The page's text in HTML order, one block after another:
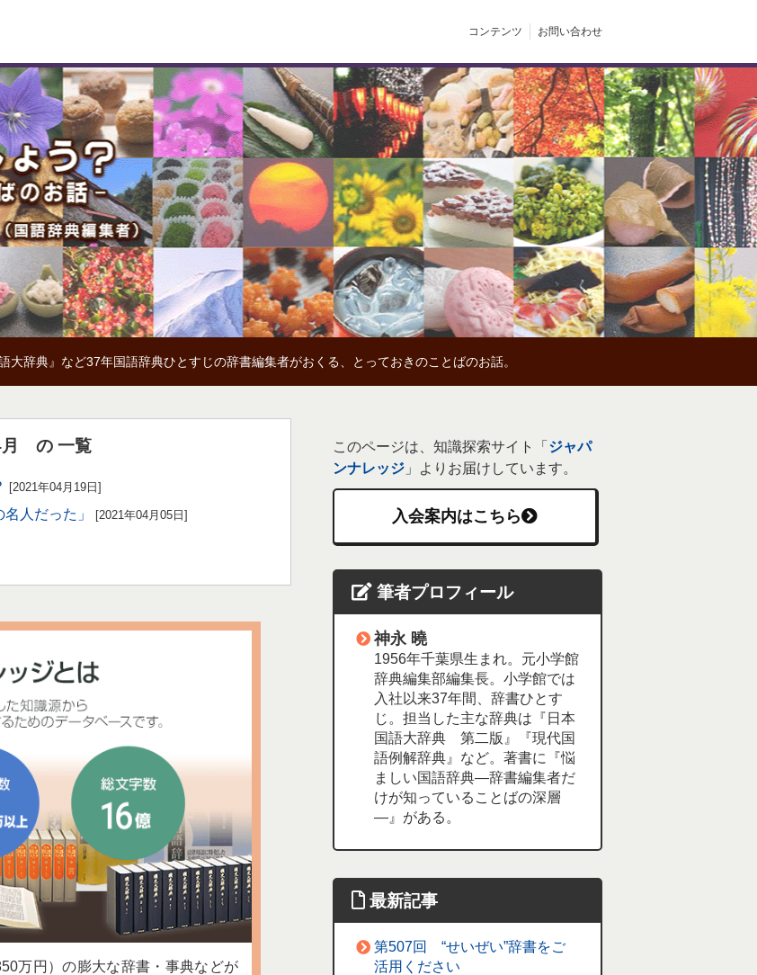
コンテンツ お問い合わせ
辞典』など37年国語辞典ひとすじの辞書編集者がおくる、とっておきのことばのお話。
月 の 一覧
[2021年04月19日]
人だった」 [2021年04月05日]
万円）の膨大な辞書・事典などが
このページは、知識探索サイト「 ジャパ
ンナレッジ 」よりお届けしています。
入会案内はこちら
筆者プロフィール
神永 曉
1956年千葉県生まれ。元小学館
辞典編集部編集長。小学館では
入社以来37年間、辞書ひとす
じ。担当した主な辞典は『日本
国語大辞典 第二版』『現代国
語例解辞典』など。著書に『悩
ましい国語辞典―辞書編集者だ
けが知っていることばの深層
―』がある。
最新記事
第507回 “せいぜい”辞書をご
活用ください